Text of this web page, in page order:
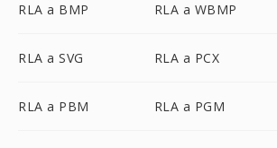
RLA a BMP RLA a WBMP
RLA a SVG RLA a PCX
RLA a PBM RLA a PGM